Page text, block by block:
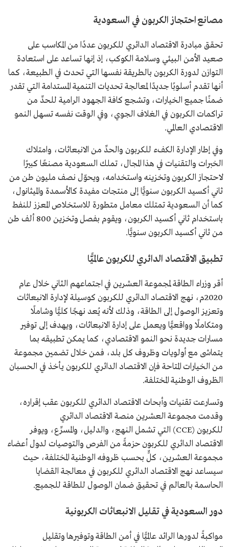
مصانع احتجاز الكربون في السعودية
تحقق مبادرة الاقتصاد الدائري للكربون عددًا من المكاسب على
صعيد الأمن البيئي وسلامة الكوكب، إذ إنها تساعد على استعادة
التوازن لدورة الكربون بالطريقة نفسها التي تحدث في الطبيعة، كما
أنها تقدم أسلوبًا جديدًا لمعالجة تحديات التنمية المستدامة التي تقدر
ضمنًا جميع الخيارات، وتشجع كافة الجهود الرامية للحدِّ من
تراكمات الكربون في الغلاف الجوي، وفي الوقت نفسه تسهل النمو
الاقتصادي العالمي.
وفي إطار الإدارة الكفء للكربون والحدِّ من الانبعاثات، وامتلاك
الخبرات والتقنيات في هذا المجال، تملك السعودية مصنعًا كبيرًا
لاحتجاز الكربون وتخزينه واستخدامه، ويحوّل نصف مليون طن من
ثاني أكسيد الكربون سنويًّا إلى منتجات مفيدة كالأسمدة والميثانول،
كما أن السعودية تمتلك معامل متطورة للاستخلاص المعزز للنفط
باستخدام ثاني أكسيد الكربون، ويقوم بفصل وتخزين 800 ألف طن
من ثاني أكسيد الكربون سنويًّا.
تطبيق الاقتصاد الدائري للكربون عالميًّا
أقر وزراء الطاقة لمجموعة العشرين في اجتماعهم الثاني خلال عام
2020م، نهج الاقتصاد الدائري للكربون كوسيلة لإدارة الانبعاثات
وتعزيز الوصول إلى الطاقة، وذلك لأنه يُعد نهجًا كليًّا وشاملًا
ومتكاملًا وواقعيًّا ويعمل على إدارة الانبعاثات، ويهدف إلى توفير
مسارات جديدة نحو النمو الاقتصادي، كما يمكن تطبيقه بما
يتماشى مع أولويات وظروف كل بلد، فمن خلال تضمين مجموعة
من الخيارات المتاحة فإن الاقتصاد الدائري للكربون يأخذ في الحسبان
الظروف الوطنية المختلفة.
وتسارعت تقنيات وأبحاث الاقتصاد الدائري للكربون عقب إقراره،
وقدمت مجموعة العشرين منصة الاقتصاد الدائري
للكربون (CCE) التي تشمل النهج، والدليل، والمسرِّع، ويوفر
الاقتصاد الدائري للكربون حزمةً من الفرص والتوصيات لدول أعضاء
مجموعة العشرين، كلٌّ بحسب ظروفه الوطنية المختلفة، حيث
سيساعد نهج الاقتصاد الدائري للكربون في معالجة القضايا
الحاسمة بالعالم في تحقيق ضمان الوصول للطاقة للجميع.
دور السعودية في تقليل الانبعاثات الكربونية
مواكبةً لدورها الرائد عالميًّا في أمن الطاقة وتوفيرها وتقليل